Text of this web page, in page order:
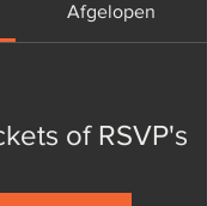
Afgelopen
of RSVP's